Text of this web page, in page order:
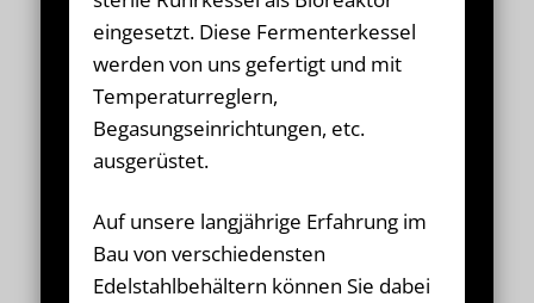
eingesetzt. Diese Fermenterkessel
werden von uns gefertigt und mit
Temperaturreglern,
Begasungseinrichtungen, etc.
ausgerüstet.
Auf unsere langjährige Erfahrung im
Bau von verschiedensten
Edelstahlbehältern können Sie dabei